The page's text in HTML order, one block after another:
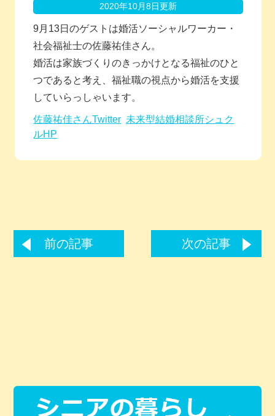
2020年10月8日更新
9月13日のゲストは婚活ソーシャルワーカー・
社会福祉士の佐藤祐佳さん。
婚活は家族づくりのきっかけとなる福祉のひと
つであると考え、福祉職の視点から婚活を支援
していらっしゃいます。
佐藤祐佳さんTwitter 未来型結婚相談所シュク
ルHP
前の記事 次の記事